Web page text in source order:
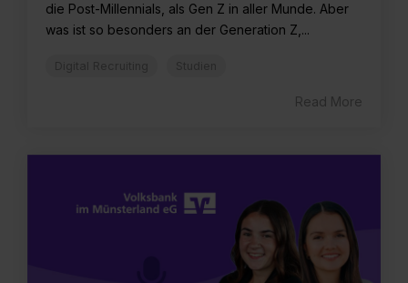
die Post-Millennials, als Gen Z in aller Munde. Aber
was ist so besonders an der Generation Z,...
Read More